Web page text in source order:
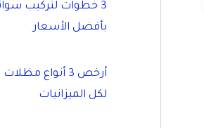
3 خطوات لتركيب
بأفضل الأسعار
أرخص 3 أنواع
لكل الميزانيات